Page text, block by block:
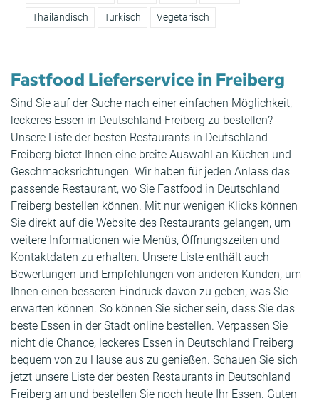
Thailändisch Türkisch Vegetarisch
Fastfood Lieferservice in Freiberg
Sind Sie auf der Suche nach einer einfachen Möglichkeit,
leckeres Essen in Deutschland Freiberg zu bestellen?
Unsere Liste der besten Restaurants in Deutschland
Freiberg bietet Ihnen eine breite Auswahl an Küchen und
Geschmacksrichtungen. Wir haben für jeden Anlass das
passende Restaurant, wo Sie Fastfood in Deutschland
Freiberg bestellen können. Mit nur wenigen Klicks können
Sie direkt auf die Website des Restaurants gelangen, um
weitere Informationen wie Menüs, Öffnungszeiten und
Kontaktdaten zu erhalten. Unsere Liste enthält auch
Bewertungen und Empfehlungen von anderen Kunden, um
Ihnen einen besseren Eindruck davon zu geben, was Sie
erwarten können. So können Sie sicher sein, dass Sie das
beste Essen in der Stadt online bestellen. Verpassen Sie
nicht die Chance, leckeres Essen in Deutschland Freiberg
bequem von zu Hause aus zu genießen. Schauen Sie sich
jetzt unsere Liste der besten Restaurants in Deutschland
Freiberg an und bestellen Sie noch heute Ihr Essen. Guten